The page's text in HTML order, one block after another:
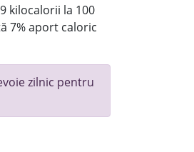
kilocalorii la 100
7% aport caloric
zilnic pentru